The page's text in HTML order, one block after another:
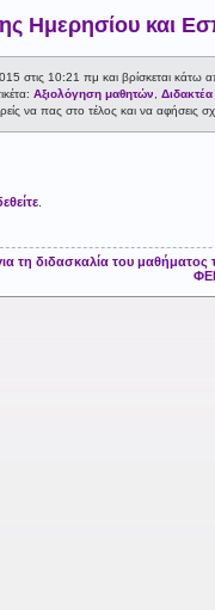
Ημερησίου και
στις 10:21 πμ και βρίσκεται κάτω
Αξιολόγηση μαθητών
να πας στο τέλος και να αφήσεις
τη διδασκαλία του μαθήματος